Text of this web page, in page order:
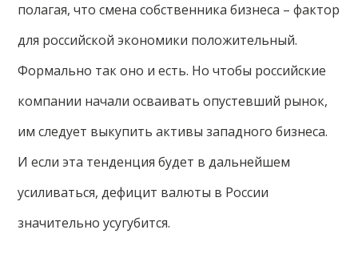
полагая, что смена собственника бизнеса – фактор
для российской экономики положительный.
Формально так оно и есть. Но чтобы российские
компании начали осваивать опустевший рынок,
им следует выкупить активы западного бизнеса.
И если эта тенденция будет в дальнейшем
усиливаться, дефицит валюты в России
значительно усугубится.